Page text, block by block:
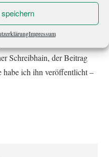
Impressum
von der
Schreibhain, der Beitrag
habe ich ihn veröffentlicht –